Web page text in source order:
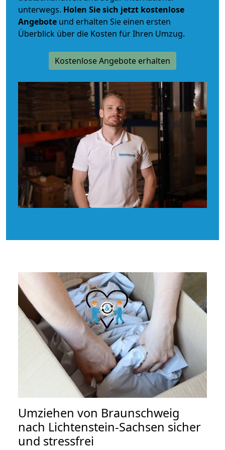
unterwegs. Holen Sie sich jetzt kostenlose
Angebote und erhalten Sie einen ersten
Überblick über die Kosten für Ihren Umzug.
Kostenlose Angebote erhalten
Umziehen von Braunschweig
nach Lichtenstein-Sachsen sicher
und stressfrei